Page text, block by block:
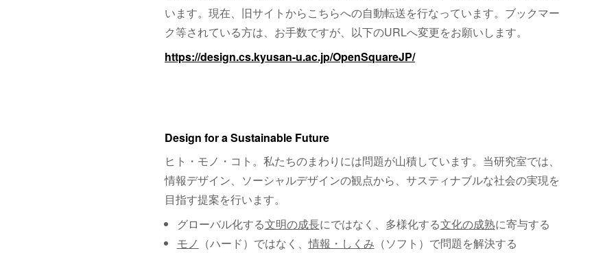
います。現在、旧サイトからこちらへの自動転送を行なっています。ブックマー
ク等されている方は、お手数ですが、以下のURLへ変更をお願いします。
https://design.cs.kyusan-u.ac.jp/OpenSquareJP/
Design for a Sustainable Future
ヒト・モノ・コト。私たちのまわりには問題が山積しています。当研究室では、
情報デザイン、ソーシャルデザインの観点から、サスティナブルな社会の実現を
目指す提案を行います。
グローバル化する文明の成長にではなく、多様化する文化の成熟に寄与する
モノ （ハード）ではなく、情報・しくみ （ソフト）で問題を解決する